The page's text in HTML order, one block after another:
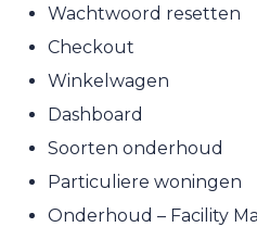
Wachtwoord resetten
Checkout
Winkelwagen
Dashboard
Soorten onderhoud
Particuliere woningen
Onderhoud – Facility